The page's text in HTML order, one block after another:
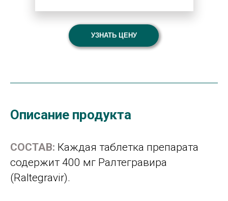
УЗНАТЬ ЦЕНУ
Описание продукта
СОСТАВ: Каждая таблетка препарата
содержит 400 мг Ралтегравира
(Raltegravir).